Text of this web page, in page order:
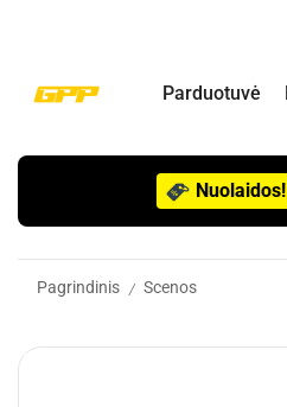
Parduotuvė
Nuolaidos!
Pagrindinis / Scenos